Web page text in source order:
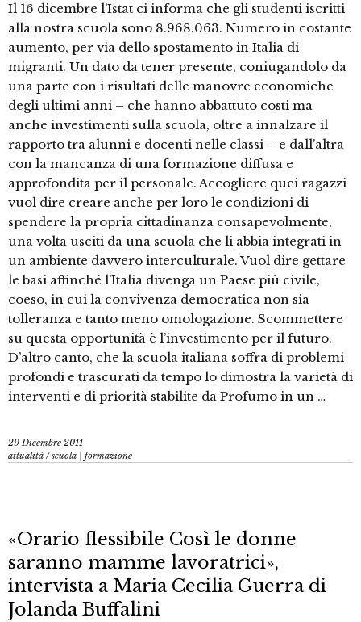
Il 16 dicembre l’Istat ci informa che gli studenti iscritti
alla nostra scuola sono 8.968.063. Numero in costante
aumento, per via dello spostamento in Italia di
migranti. Un dato da tener presente, coniugandolo da
una parte con i risultati delle manovre economiche
degli ultimi anni – che hanno abbattuto costi ma
anche investimenti sulla scuola, oltre a innalzare il
rapporto tra alunni e docenti nelle classi – e dall’altra
con la mancanza di una formazione diffusa e
approfondita per il personale. Accogliere quei ragazzi
vuol dire creare anche per loro le condizioni di
spendere la propria cittadinanza consapevolmente,
una volta usciti da una scuola che li abbia integrati in
un ambiente davvero interculturale. Vuol dire gettare
le basi affinché l’Italia divenga un Paese più civile,
coeso, in cui la convivenza democratica non sia
tolleranza e tanto meno omologazione. Scommettere
su questa opportunità è l’investimento per il futuro.
D’altro canto, che la scuola italiana soffra di problemi
profondi e trascurati da tempo lo dimostra la varietà di
interventi e di priorità stabilite da Profumo in un …
29 Dicembre 2011
attualità /scuola | formazione
«Orario flessibile Così le donne
saranno mamme lavoratrici»,
intervista a Maria Cecilia Guerra di
Jolanda Buffalini